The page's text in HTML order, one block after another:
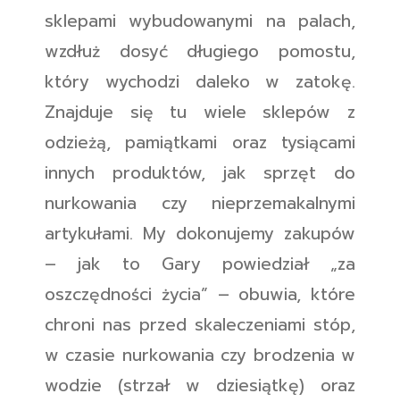
sklepami wybudowanymi na palach,
wzdłuż dosyć długiego pomostu,
który wychodzi daleko w zatokę.
Znajduje się tu wiele sklepów z
odzieżą, pamiątkami oraz tysiącami
innych produktów, jak sprzęt do
nurkowania czy nieprzemakalnymi
artykułami. My dokonujemy zakupów
– jak to Gary powiedział „za
oszczędności życia” – obuwia, które
chroni nas przed skaleczeniami stóp,
w czasie nurkowania czy brodzenia w
wodzie (strzał w dziesiątkę) oraz